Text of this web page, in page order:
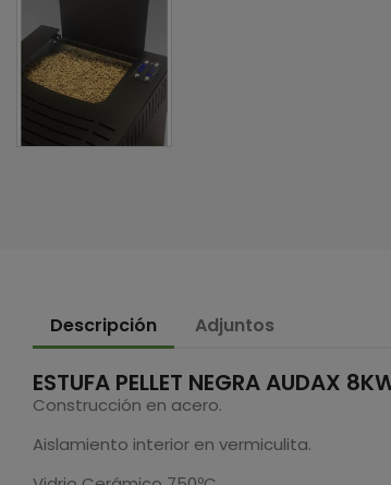
Descripción Adjuntos
ESTUFA PELLET NEGRA AUDAX
Construcción en acero.
Aislamiento interior en vermiculita.